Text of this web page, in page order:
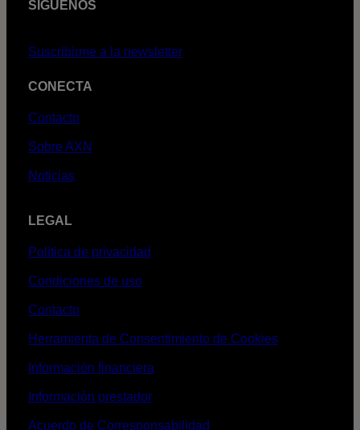
SÍGUENOS
Suscribirme a la newsletter
CONECTA
Contacto
Sobre AXN
Noticias
LEGAL
Política de privacidad
Condiciones de uso
Contacto
Herramienta de Consentimiento de Cookies
Información financiera
Información prestador
Acuerdo de Corresponsabilidad